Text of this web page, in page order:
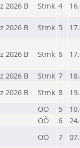
2026 B Stmk 4
2026 B Stmk 5
2026 B Stmk 6
2026 B Stmk 7
2026 B Stmk 8
OÖ 5
OÖ 6
OÖ 7